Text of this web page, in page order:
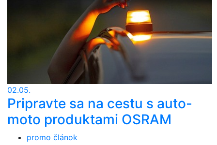
02.05.
Pripravte sa na cestu s auto-
moto produktami OSRAM
promo článok